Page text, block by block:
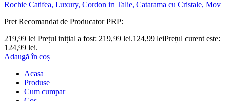
Rochie Catifea, Luxury, Cordon in Talie, Catarama cu Cristale, Mov
Pret Recomandat de ProducatorPRP:
219,99lei Prețul inițial a fost: 219,99 lei.124,99 leiPrețul curent este:
124,99 lei.
Adaugă în coș
Acasa
Produse
Cum cumpar